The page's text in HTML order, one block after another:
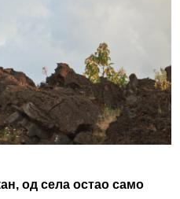
од села остао само